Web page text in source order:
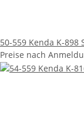
50-559 Kenda K-898
Preise nach